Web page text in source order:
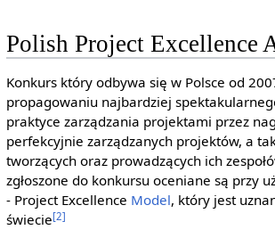
Polish Project Excellence
Konkurs który odbywa się w Polsce od
propagowaniu najbardziej
praktyce zarządzania projektami przez
perfekcyjnie zarządzanych projektów, a
tworzących oraz prowadzących ich
zgłoszone do konkursu oceniane są przy
- Project Excellence Model, który jest
świecie[2]